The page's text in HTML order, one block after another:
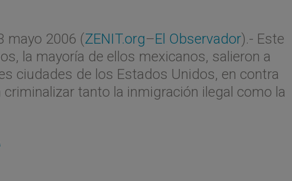
mayo 2006 (ZENIT.org–El Observador).- Este
la mayoría de ellos mexicanos, salieron a
ciudades de los Estados Unidos, en contra
tanto la inmigración ilegal como la